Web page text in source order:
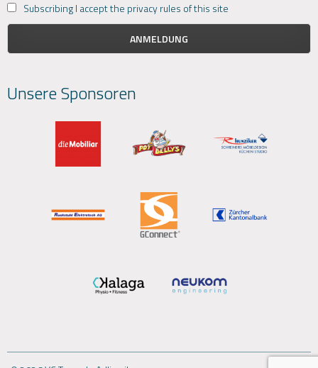
Subscribing I accept the privacy rules of this site
Unsere Sponsoren